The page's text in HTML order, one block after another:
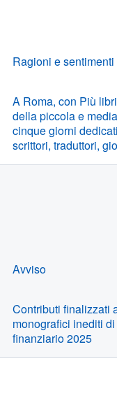
Ragioni e sentimenti
A Roma, con Più
della piccola e
cinque giorni
scrittori, traduttori,
Avviso
Contributi finalizzati
monografici inediti
finanziario 2025